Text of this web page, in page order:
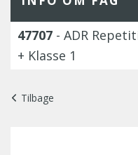
47707 - ADR
+ Klasse 1
Tilbage